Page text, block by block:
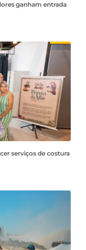
ganham entrada
serviços de costura